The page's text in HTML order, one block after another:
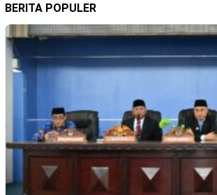
BERITA POPULER